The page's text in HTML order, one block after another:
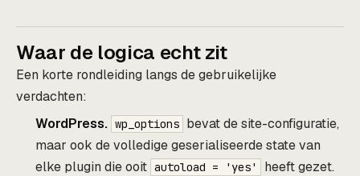
Waar de logica echt zit
Een korte rondleiding langs de gebruikelijke
verdachten:
WordPress. wp_options bevat de site-configuratie,
maar ook de volledige geserialiseerde state van
elke plugin die ooit autoload = 'yes' heeft gezet.